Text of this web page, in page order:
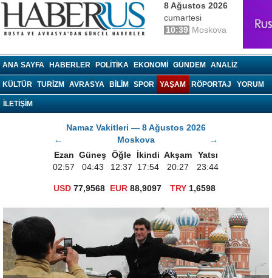
8 Ağustos 2026
cumartesi
10:39 Moskova
ANA SAYFA HABERLER POLITIKA EKONOMI GÜNDEM ANALIZ
KÜLTÜR TURIZM AVRASYA BILIM SPOR YAŞAM RÖPORTAJ YORUM
İLETİŞİM
Namaz Vakitleri — 8 Ağustos 2026
←
Moskova
→
Ezan Güneş Öğle İkindi Akşam
Yatsı
02:57
04:43 12:37 17:54 20:27 23:44
USD 77,9568 EUR 88,9097 TRY1,6598